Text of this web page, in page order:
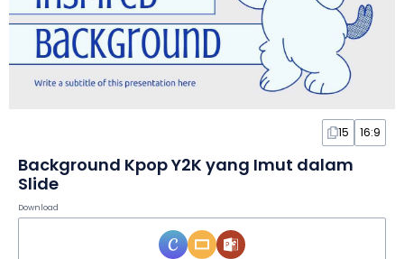
15 16:9
Background Kpop Y2K yang Imut dalam
Slide
Download